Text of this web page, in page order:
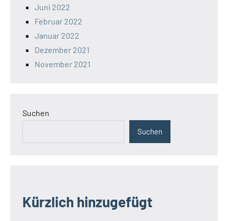
Juni 2022
Februar 2022
Januar 2022
Dezember 2021
November 2021
Suchen
Suchen
Kürzlich hinzugefügt